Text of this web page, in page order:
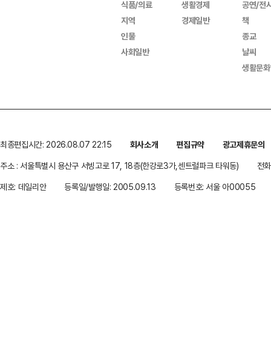
식품/의료
지역
인물
사회일반
생활경제
경제일반
공연/전
책
종교
날씨
생활문
최종편집시간: 2026.08.07 22:15 회사소개 편집규약
광고제휴문의
주소 : 서울특별시 용산구 서빙고로 17, 18층(한강로3가,센트럴파크 타워동)
전
제호: 데일리안
등록일/발행일: 2005.09.13 등록번호: 서울 아00055